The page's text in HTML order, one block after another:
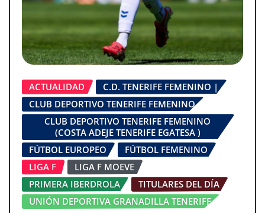
ACTUALIDAD
C.D. TENERIFE FEMENINO |
CLUB DEPORTIVO TENERIFE FEMENINO
CLUB DEPORTIVO TENERIFE FEMENINO
(COSTA ADEJE TENERIFE EGATESA )
FÚTBOL EUROPEO
FÚTBOL FEMENINO
LIGA F
LIGA F MOEVE
PRIMERA IBERDROLA
TITULARES DEL DÍA
UNIÓN DEPORTIVA GRANADILLA TENERIFE